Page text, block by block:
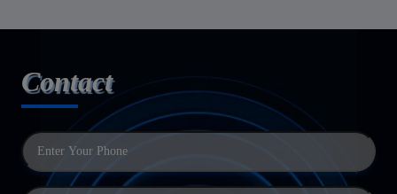
Contact